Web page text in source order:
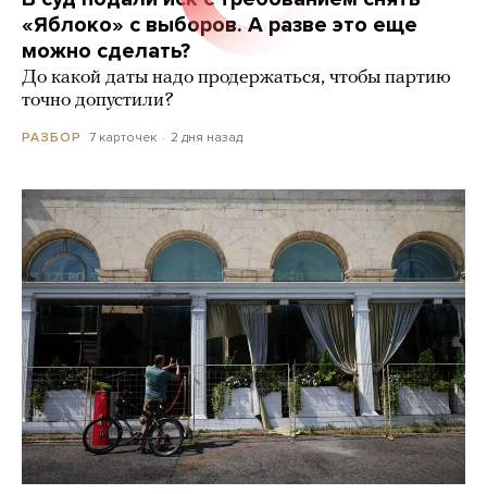
«Яблоко» с выборов. А разве это еще
можно сделать?
До какой даты надо продержаться, чтобы партию
точно допустили?
РАЗБОР 7 карточек 2 дня назад